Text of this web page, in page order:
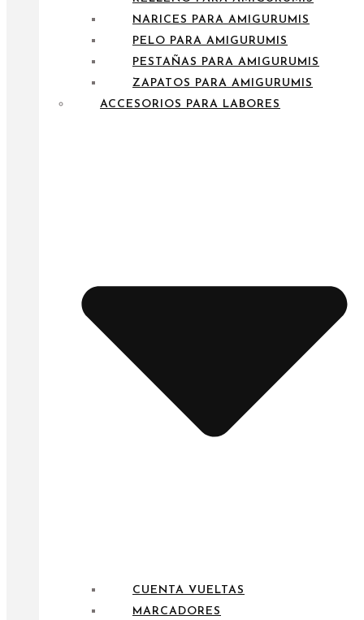
NARICES PARA AMIGURUMIS
PELO PARA AMIGURUMIS
PESTAÑAS PARA AMIGURUMIS
ZAPATOS PARA AMIGURUMIS
ACCESORIOS PARA LABORES
CUENTA VUELTAS
MARCADORES